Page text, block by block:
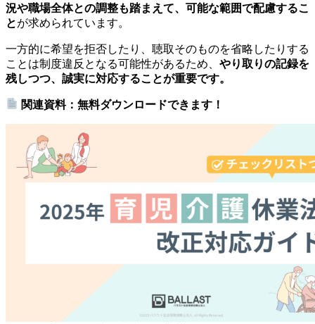
況や職場全体との調整も踏まえて、可能な範囲で配慮するこ
とが求められています。
一方的に希望を拒否したり、聴取そのものを省略したりする
ことは制度違反となる可能性があるため、 やり取りの記録を
残しつつ、誠実に対応することが重要です。
関連資料：無料ダウンロードできます！